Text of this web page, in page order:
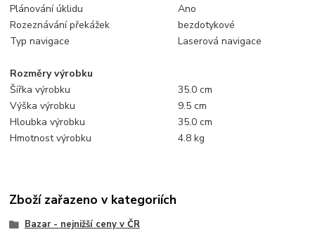
Plánování úklidu
Ano
Rozeznávání překážek
bezdotykové
Typ navigace
Laserová navigace
Rozměry výrobku
Šířka výrobku
35.0 cm
Výška výrobku
9.5 cm
Hloubka výrobku
35.0 cm
Hmotnost výrobku
4.8 kg
Zboží zařazeno v kategoriích
Bazar - nejnižší ceny v ČR